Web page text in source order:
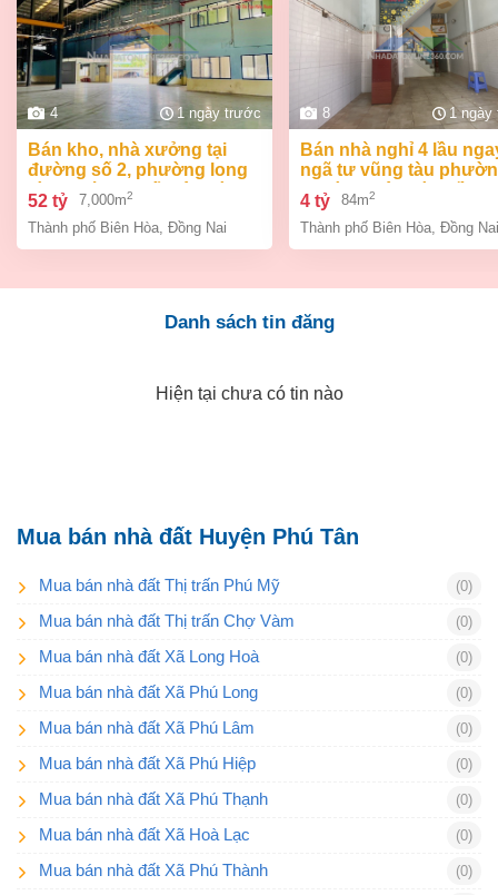
4 1 ngày trước
bán kho, nhà xưởng tại
đường số 2, phường long
bình, thành phố biên hòa,
đồng nai giá 52 tỷ
52 tỷ 7,000m2
Thành phố Biên Hòa Đồng Nai
8 1
bán nhà nghỉ 4 lầu ngay
ngã tư vũng tàu
an bình biên hòa đồng
giá chỉ 4 tỷ
4 tỷ 84m2
Thành phố Biên Hòa Đồng Nai
Danh sách tin đăng
Hiện tại chưa có tin nào
Mua bán nhà đất Huyện Phú Tân
Mua bán nhà đất Thị trấn Phú Mỹ (0)
Mua bán nhà đất Thị trấn Chợ Vàm (0)
Mua bán nhà đất Xã Long Hoà (0)
Mua bán nhà đất Xã Phú Long (0)
Mua bán nhà đất Xã Phú Lâm (0)
Mua bán nhà đất Xã Phú Hiệp (0)
Mua bán nhà đất Xã Phú Thạnh (0)
Mua bán nhà đất Xã Hoà Lạc (0)
Mua bán nhà đất Xã Phú Thành (0)